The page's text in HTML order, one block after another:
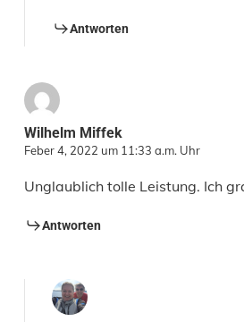
Antworten
Wilhelm Miffek
Feber 4, 2022 um 11:33 a.m. Uhr
Unglaublich tolle Leistung. Ich
Antworten